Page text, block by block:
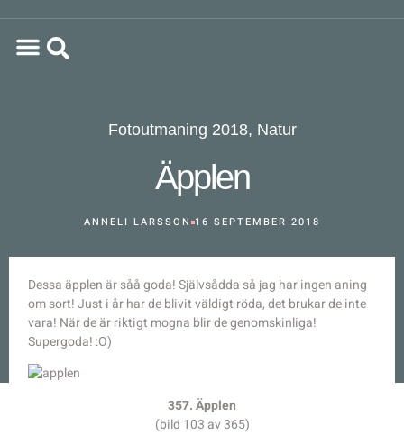
Fotoutmaning 2018, Natur
Äpplen
ANNELI LARSSON 16 SEPTEMBER 2018
Dessa äpplen är såå goda! Självsådda så jag har ingen aning
om sort! Just i år har de blivit väldigt röda, det brukar de inte
vara! När de är riktigt mogna blir de genomskinliga!
Supergoda! :O)
357. Äpplen
(bild 103 av 365)